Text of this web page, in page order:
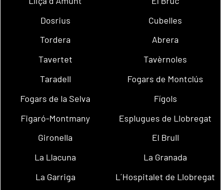
Dosrius
Cubelles
Tordera
Abrera
Tavertet
Tavèrnoles
Taradell
Fogars de Montclús
Fogars de la Selva
Fígols
Figaró-Montmany
Esplugues de Llobregat
Gironella
El Brull
La Llacuna
La Granada
La Garriga
L´Hospitalet de Llobregat